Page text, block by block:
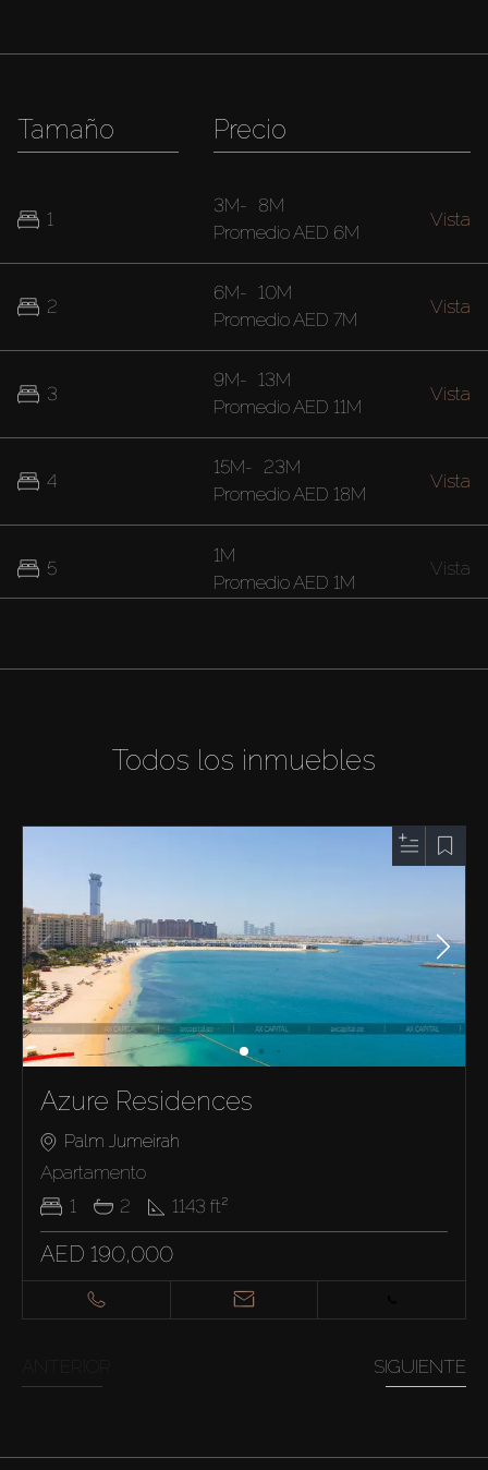
Tamaño
1
2
3
4
5
Precio
3M- 8M
PromedioAED 6M
Vista
6M- 10M
PromedioAED 7M
Vista
9M- 13M
PromedioAED 11M
Vista
15M- 23M
PromedioAED 18M
Vista
1M
Promedio AED 1M
Vista
Todos los inmuebles
Azure Residences
Palm Jumeirah
Apartamento
1
2 1143 ft²
AED 190,000
SIGUIENTE